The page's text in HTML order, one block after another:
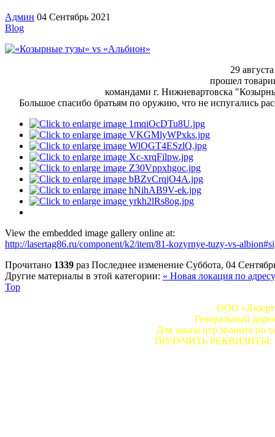
Админ 04 Сентябрь 2021
Blog
29
прошел
командами г. Нижневартовска
Большое спасибо братьям по оружию, что не испугались
View the embedded image gallery online at:
http://lasertag86.ru/component/k2/item/81-kozyrnye-tuzy-vs-
Прочитано 1339 раз Последнее изменение Суббота, 04
Другие материалы в этой категории: « Новая локация по
Top
ООО
Генеральный
Для заказа игр звоните по
ПОЛУЧИТЬ РЕКВИЗИТЫ: